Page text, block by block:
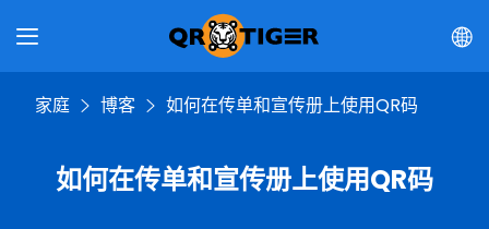
家庭 博客 如何在传单和宣传册上使用QR码
如何在传单和宣传册上使用QR码